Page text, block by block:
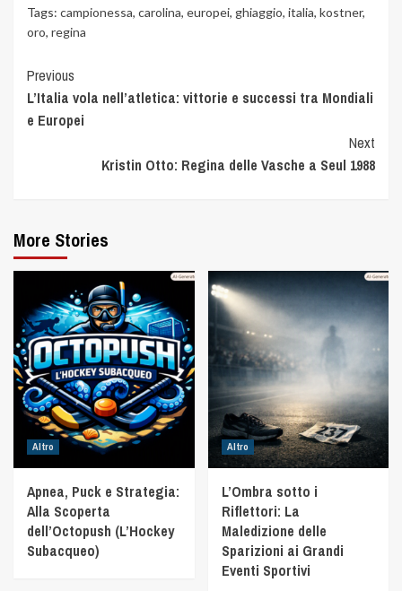
Tags: campionessa, carolina, europei, ghiaggio, italia, kostner,
oro, regina
Previous
L’Italia vola nell’atletica: vittorie e successi tra Mondiali
e Europei
Next
Kristin Otto: Regina delle Vasche a Seul 1988
More Stories
Altro
Apnea, Puck e Strategia:
Alla Scoperta
dell’Octopush (L’Hockey
Subacqueo)
Altro
L’Ombra sotto i
Riflettori: La
Maledizione delle
Sparizioni ai Grandi
Eventi Sportivi